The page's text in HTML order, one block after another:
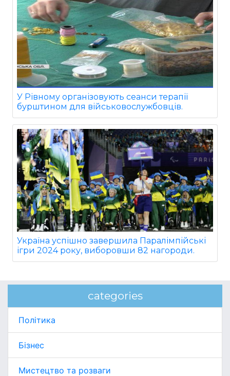
У Рівному організовують сеанси терапії
бурштином для військовослужбовців.
Україна успішно завершила Паралімпійські
ігри 2024 року, виборовши 82 нагороди.
categories
Політика
Бізнес
Мистецтво та розваги